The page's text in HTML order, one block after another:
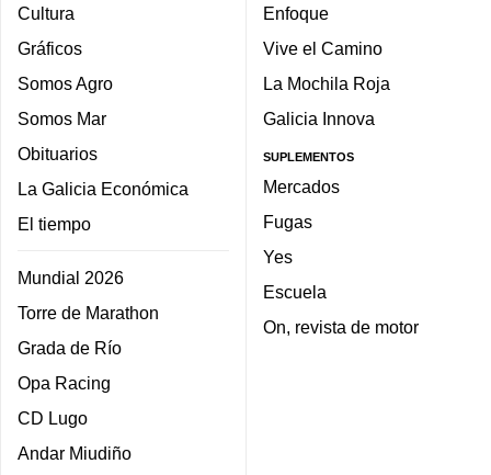
Cultura
Gráficos
Somos Agro
Somos Mar
Obituarios
La Galicia Económica
El tiempo
Mundial 2026
Torre de Marathon
Grada de Río
Opa Racing
CD Lugo
Andar Miudiño
Enfoque
Vive el Camino
La Mochila Roja
Galicia Innova
SUPLEMENTOS
Mercados
Fugas
Yes
Escuela
On, revista de motor